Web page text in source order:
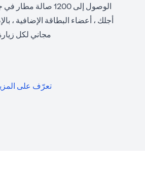
الوصول إلى 1200 صالة
أجلك ، أعضاء البطاقة الإضافية ،
مجاني لكل
تعرّف على